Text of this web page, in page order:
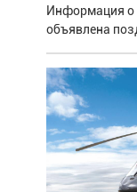
Информация о
объявлена